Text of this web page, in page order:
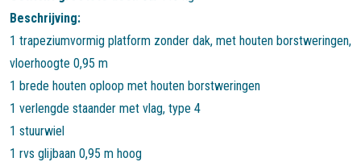
Beschrijving:
1 trapeziumvormig platform zonder dak, met houten borstweringen,
vloerhoogte 0,95 m
1 brede houten oploop met houten borstweringen
1 verlengde staander met vlag, type 4
1 stuurwiel
1 rvs glijbaan 0,95 m hoog